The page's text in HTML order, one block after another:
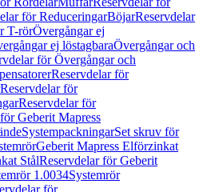
för ReduceringarBöjarReservdelar
T-rörÖvergångar ej
ej löstagbaraÖvergångar och
för Övergångar och
Reservdelar för
Reservdelar för
Reservdelar för
Geberit Mapress
SystempackningarSet skruv för
Geberit Mapress Elförzinkat
StålReservdelar för Geberit
1.0034Systemrör
för